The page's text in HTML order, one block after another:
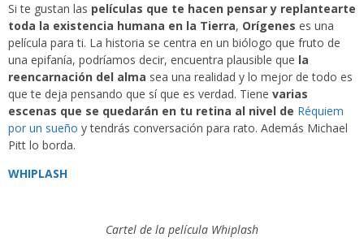
Si te gustan las películas que te hacen pensar y replantearte
toda la existencia humana en la Tierra, Orígenes es una
película para ti. La historia se centra en un biólogo que fruto de
una epifanía, podríamos decir, encuentra plausible que la
reencarnación del alma sea una realidad y lo mejor de todo es
que te deja pensando que sí que es verdad. Tiene varias
escenas que se quedarán en tu retina al nivel de Réquiem
por un sueño y tendrás conversación para rato. Además Michael
Pitt lo borda.
WHIPLASH
Cartel de la película Whiplash